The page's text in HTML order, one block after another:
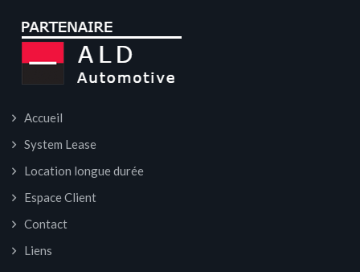
Accueil
System Lease
Location longue durée
Espace Client
Contact
Liens